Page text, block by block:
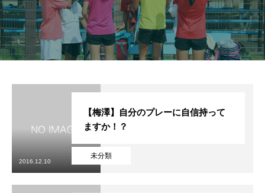
大会・イベント
ブログ
会員専用ページ
システム・クラス・料金
未分類
【梅澤】自分のプレーに自信持って
ますか！？
2016.12.10